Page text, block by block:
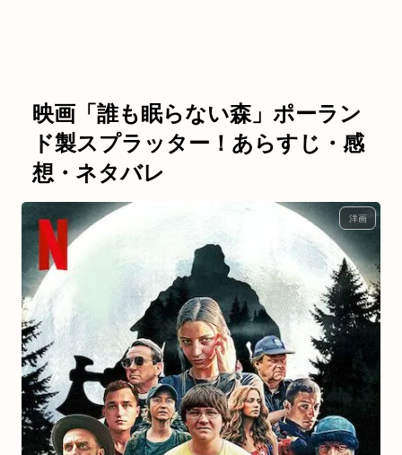
映画「誰も眠らない森」ポーラン
ド製スプラッター！あらすじ・感
想・ネタバレ
洋画